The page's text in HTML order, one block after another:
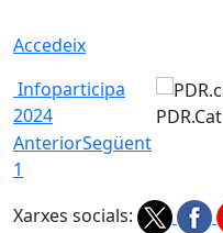
Accedeix
Infoparticipa
2024
AnteriorSegüent
1
Xarxes socials: